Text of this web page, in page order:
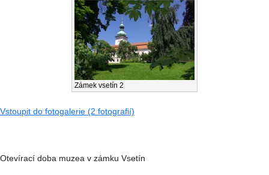
Zámek vsetín 2
Vstoupit do fotogalerie (2 fotografií)
Otevírací doba muzea v zámku Vsetín